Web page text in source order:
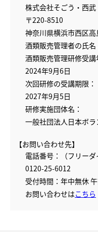
株式会社そごう・西
〒220-8510
神奈川県横浜市西区
酒類販売管理者の氏
酒類販売管理研修受講
2024年9月6日
次回研修の受講期限：
2027年9月5日
研修実施団体名：
一般社団法人日本ボ
【お問い合わせ先】
電話番号：（フリーダ
0120-25-6012
受付時間：年中無休
お問い合わせはこちら